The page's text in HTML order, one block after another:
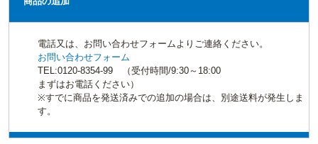
電話又は、お問い合わせフォームよりご連絡ください。
お問い合わせフォーム
TEL:0120-8354-99 （受付時間/9:30～18:00
まずはお電話ください）
※すでに商品を発送済みでの追加の場合は、別途送料が発生しま
す。